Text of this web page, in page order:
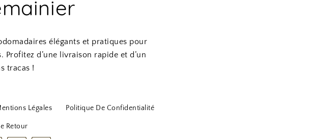
élégants et pratiques pour
d’une livraison rapide et d’un
tracas !
Légales Politique De Confidentialité
Retour